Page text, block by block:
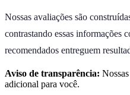
Nossas avaliações são
contrastando essas informações
recomendados entreguem
Aviso de transparência:
adicional para você.